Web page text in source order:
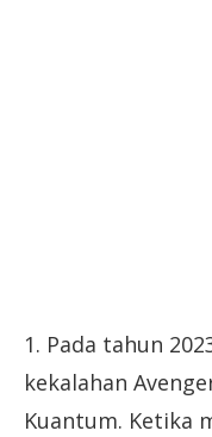
1. Pada tahun
kekalahan
Kuantum. Ketika